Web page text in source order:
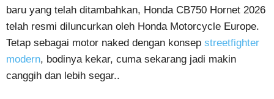
baru yang telah ditambahkan, Honda CB750 Hornet 2026
telah resmi diluncurkan oleh Honda Motorcycle Europe.
Tetap sebagai motor naked dengan konsep streetfighter
modern, bodinya kekar, cuma sekarang jadi makin
canggih dan lebih segar..